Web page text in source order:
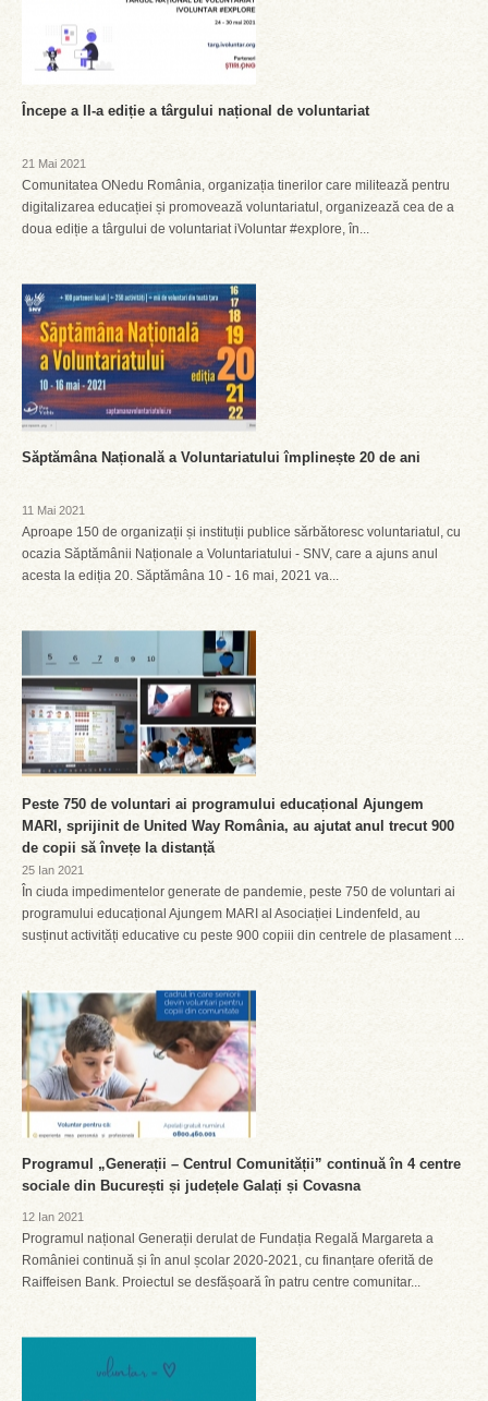
Începe a II-a ediție a târgului național de voluntariat
21 Mai 2021
Comunitatea ONedu România, organizația tinerilor care militează pentru
digitalizarea educației și promovează voluntariatul, organizează cea de a
doua ediție a târgului de voluntariat iVoluntar #explore, în...
Săptămâna Națională a Voluntariatului împlinește 20 de ani
11 Mai 2021
Aproape 150 de organizații și instituții publice sărbătoresc voluntariatul, cu
ocazia Săptămânii Naționale a Voluntariatului - SNV, care a ajuns anul
acesta la ediția 20. Săptămâna 10 - 16 mai, 2021 va...
Peste 750 de voluntari ai programului educațional Ajungem
MARI, sprijinit de United Way România, au ajutat anul trecut 900
de copii să învețe la distanță
25 Ian 2021
În ciuda impedimentelor generate de pandemie, peste 750 de voluntari ai
programului educațional Ajungem MARI al Asociației Lindenfeld, au
susținut activități educative cu peste 900 copiii din centrele de plasament ...
Programul „Generații – Centrul Comunității” continuă în 4 centre
sociale din București și județele Galați și Covasna
12 Ian 2021
Programul național Generații derulat de Fundația Regală Margareta a
României continuă și în anul școlar 2020-2021, cu finanțare oferită de
Raiffeisen Bank. Proiectul se desfășoară în patru centre comunitar...